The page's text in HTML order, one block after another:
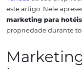
possibilidades que
rentabilidade das
concorrência.
hoteleiro, pode